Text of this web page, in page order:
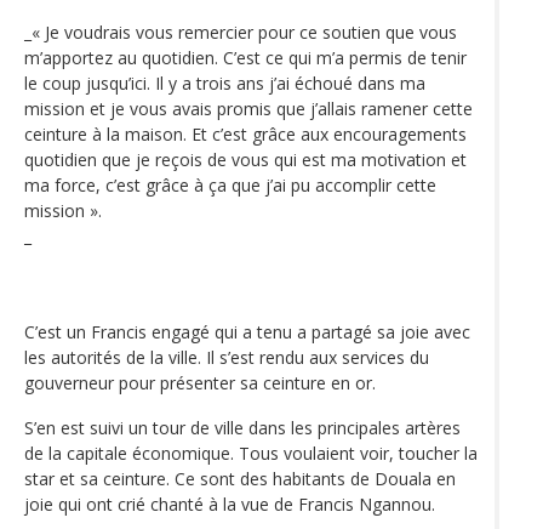
_« Je voudrais vous remercier pour ce soutien que vous
m’apportez au quotidien. C’est ce qui m’a permis de tenir
le coup jusqu’ici. Il y a trois ans j’ai échoué dans ma
mission et je vous avais promis que j’allais ramener cette
ceinture à la maison. Et c’est grâce aux encouragements
quotidien que je reçois de vous qui est ma motivation et
ma force, c’est grâce à ça que j’ai pu accomplir cette
mission ».
C’est un Francis engagé qui a tenu a partagé sa joie avec
les autorités de la ville. Il s’est rendu aux services du
gouverneur pour présenter sa ceinture en or.
S’en est suivi un tour de ville dans les principales artères
de la capitale économique. Tous voulaient voir, toucher la
star et sa ceinture. Ce sont des habitants de Douala en
joie qui ont crié chanté à la vue de Francis Ngannou.